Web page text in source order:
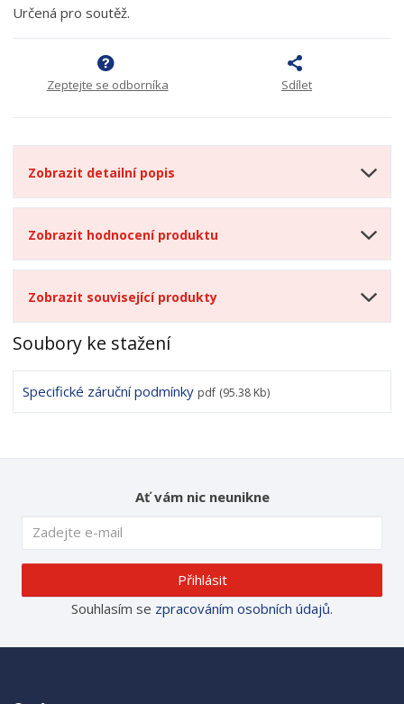
Určená pro soutěž.
Zeptejte se odborníka Sdílet
Zobrazit detailní popis
Zobrazit hodnocení produktu
Zobrazit související produkty
Soubory ke stažení
Specifické záruční podmínky pdf (95.38 Kb)
Ať vám nic neunikne
Přihlásit
Souhlasím se zpracováním osobních údajů.